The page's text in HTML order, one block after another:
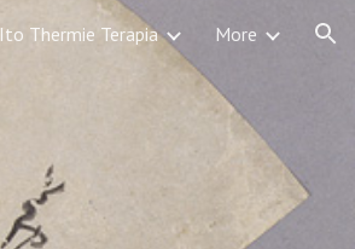
Ito Thermie Terapia More